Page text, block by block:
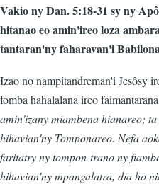
Vakio ny Dan. 5:18-31 sy ny
hitanao eo amin'ireo loza
tantaran'ny faharavan'i
Izao no nampitandreman'i Jesôsy
fomba hahalalana irco
amin'izany miambena hianareo;
hihavian'ny Tomponareo. Nefa
faritatry ny tompon-trano ny
hihavian'ny mpangalatra, dia ho